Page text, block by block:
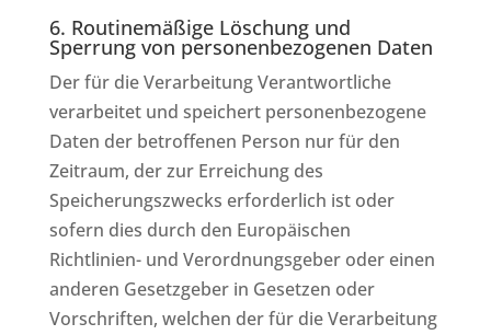
6. Routinemäßige Löschung und
Sperrung von personenbezogenen Daten
Der für die Verarbeitung Verantwortliche
verarbeitet und speichert personenbezogene
Daten der betroffenen Person nur für den
Zeitraum, der zur Erreichung des
Speicherungszwecks erforderlich ist oder
sofern dies durch den Europäischen
Richtlinien- und Verordnungsgeber oder einen
anderen Gesetzgeber in Gesetzen oder
Vorschriften, welchen der für die Verarbeitung